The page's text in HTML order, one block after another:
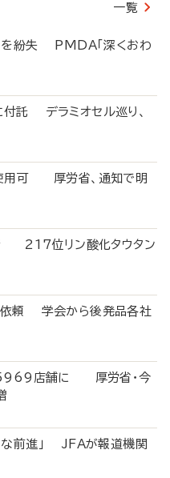
一覧
紛失 PMDA「深くおわ
付託 デラミオセル巡り、
用可 厚労省、通知で明
217位リン酸化タウタン
依頼 学会から後発品各社
5969店舗に 厚労省・今
な前進」 JFAが報道機関